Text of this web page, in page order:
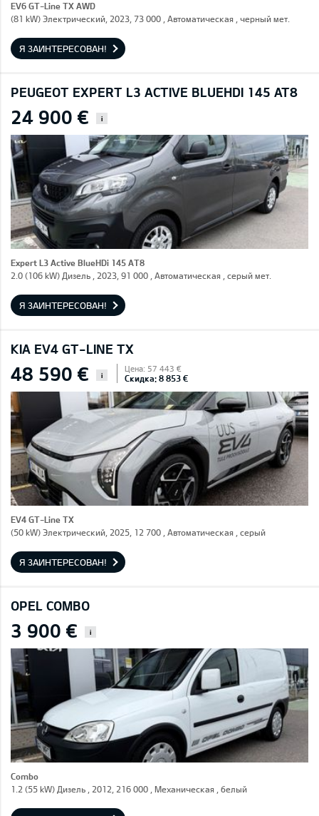
EV6 GT-Line TX AWD
(81 kW) Электрический, 2023, 73 000 , Автоматическая , черный мет.
Я ЗАИНТЕРЕСОВАН!
PEUGEOT EXPERT L3 ACTIVE BLUEHDI 145 AT8
24 900 € i
Expert L3 Active BlueHDi 145 AT8
2.0 (106 kW) Дизель , 2023, 91 000 , Автоматическая , серый мет.
Я ЗАИНТЕРЕСОВАН!
KIA EV4 GT-LINE TX
48 590 € i
Цена: 57 443 €
Скидка: 8 853 €
EV4 GT-Line TX
(50 kW) Электрический, 2025, 12 700 , Автоматическая , серый
Я ЗАИНТЕРЕСОВАН!
OPEL COMBO
3 900 € i
Combo
1.2 (55 kW) Дизель , 2012, 216 000 , Механическая , белый